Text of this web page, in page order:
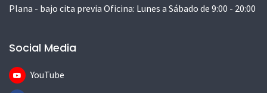
Plana - bajo cita previa Oficina: Lunes a Sábado de 9:00 - 20:00
Social Media
YouTube